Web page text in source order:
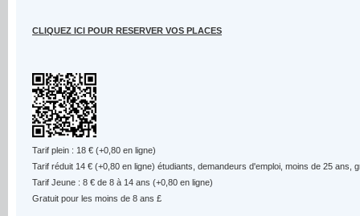
CLIQUEZ ICI POUR RESERVER VOS PLACES
Tarif plein : 18 € (+0,80 en ligne)
Tarif réduit 14 € (+0,80 en ligne) étudiants, demandeurs d'emploi, moins de 25 ans,
Tarif Jeune : 8 € de 8 à 14 ans (+0,80 en ligne)
Gratuit pour les moins de 8 ans £